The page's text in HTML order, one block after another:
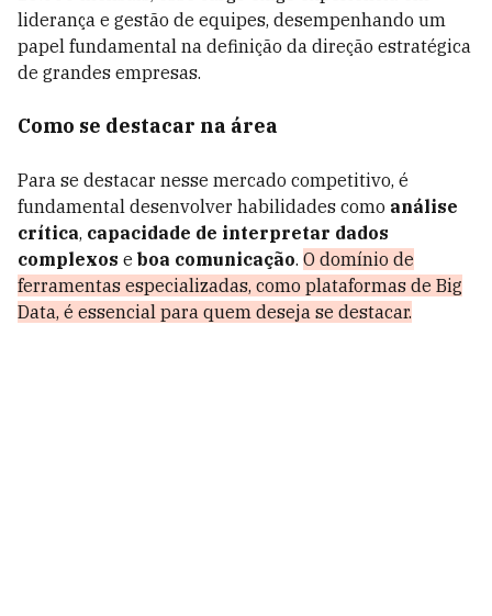
liderança e gestão de equipes, desempenhando um
papel fundamental na definição da direção estratégica
de grandes empresas.
Como se destacar na área
Para se destacar nesse mercado competitivo, é
fundamental desenvolver habilidades como análise
crítica, capacidade de interpretar dados
complexos e boa comunicação. O domínio de
ferramentas especializadas, como plataformas de Big
Data, é essencial para quem deseja se destacar.